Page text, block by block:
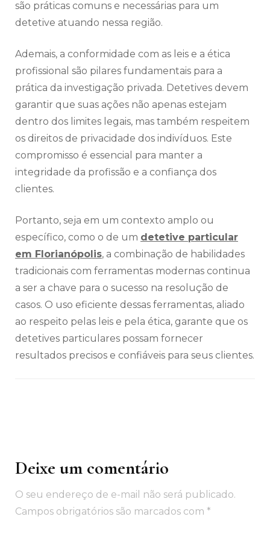
são práticas comuns e necessárias para um
detetive atuando nessa região.
Ademais, a conformidade com as leis e a ética
profissional são pilares fundamentais para a
prática da investigação privada. Detetives devem
garantir que suas ações não apenas estejam
dentro dos limites legais, mas também respeitem
os direitos de privacidade dos indivíduos. Este
compromisso é essencial para manter a
integridade da profissão e a confiança dos
clientes.
Portanto, seja em um contexto amplo ou
específico, como o de um detetive particular
em Florianópolis, a combinação de habilidades
tradicionais com ferramentas modernas continua
a ser a chave para o sucesso na resolução de
casos. O uso eficiente dessas ferramentas, aliado
ao respeito pelas leis e pela ética, garante que os
detetives particulares possam fornecer
resultados precisos e confiáveis para seus clientes.
Navegação
post
Deixe um comentário
O seu endereço de e-mail não será publicado.
Campos obrigatórios são marcados com *